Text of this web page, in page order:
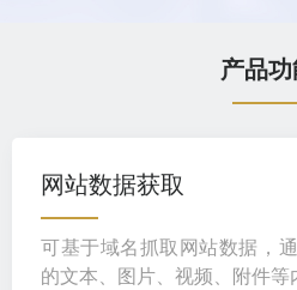
产品
网站数据获取
可基于域名抓取网站数据，
的文本、图片、视频、附件等